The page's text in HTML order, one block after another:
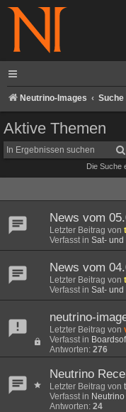
Neutrino-Images Suche
Aktive Themen
Die Suche
News vom
Letzter Beitrag von
Verfasst in Sat- und
News vom
Letzter Beitrag von
Verfasst in Sat- und
neutrino-
Letzter Beitrag von
Verfasst in
Antworten: 276
Neutrino
Letzter Beitrag von
Verfasst in
Antworten: 24